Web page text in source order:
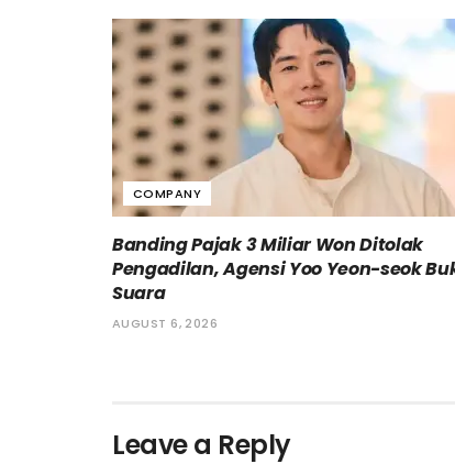
COMPANY
Banding Pajak 3 Miliar Won Ditolak
Pengadilan, Agensi Yoo Yeon-seok
Suara
AUGUST 6, 2026
Leave a Reply